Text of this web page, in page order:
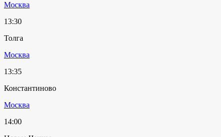
Москва
13:30
Толга
Москва
13:35
Константиново
Москва
14:00